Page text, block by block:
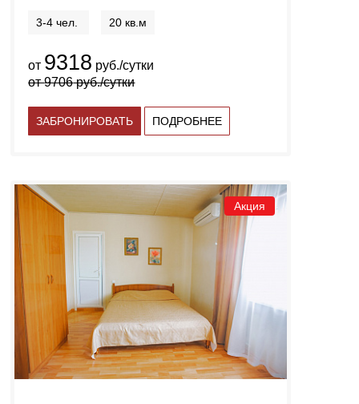
3-4 чел. 20 кв.м
от 9318 руб./сутки
от9706руб./сутки
ЗАБРОНИРОВАТЬ ПОДРОБНЕЕ
Акция